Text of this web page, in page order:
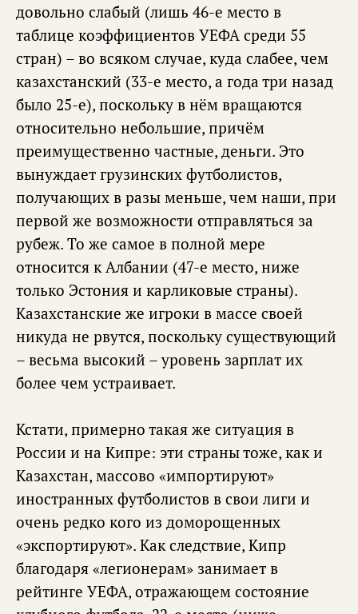
довольно слабый (лишь 46-е место в
таблице коэффициентов УЕФА среди 55
стран) – во всяком случае, куда слабее, чем
казахстанский (33-е место, а года три назад
было 25-е), поскольку в нём вращаются
относительно небольшие, причём
преимущественно частные, деньги. Это
вынуждает грузинских футболистов,
получающих в разы меньше, чем наши, при
первой же возможности отправляться за
рубеж. То же самое в полной мере
относится к Албании (47-е место, ниже
только Эстония и карликовые страны).
Казахстанские же игроки в массе своей
никуда не рвутся, поскольку существующий
– весьма высокий – уровень зарплат их
более чем устраивает.
Кстати, примерно такая же ситуация в
России и на Кипре: эти страны тоже, как и
Казахстан, массово «импортируют»
иностранных футболистов в свои лиги и
очень редко кого из доморощенных
«экспортируют». Как следствие, Кипр
благодаря «легионерам» занимает в
рейтинге УЕФА, отражающем состояние